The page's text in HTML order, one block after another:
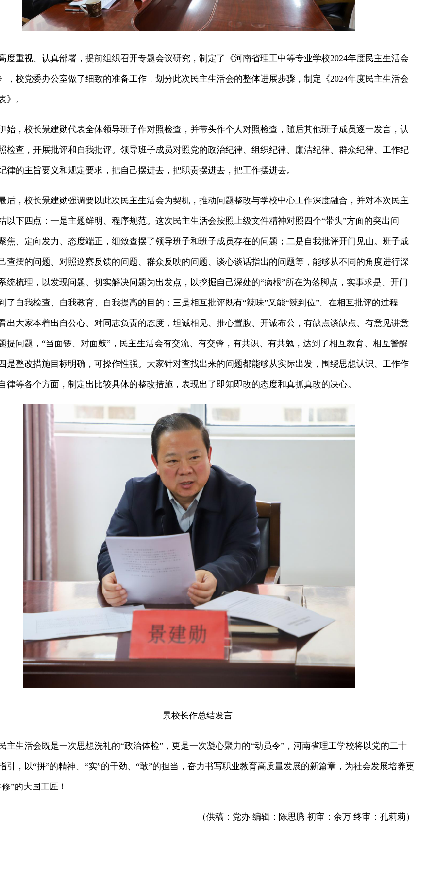
度重视、认真部署，提前组织召开专题会议研究，制定了《河南省理工中等专业学校2024年度民主生活会
，校党委办公室做了细致的准备工作，划分此次民主生活会的整体进展步骤，制定《2024年度民主生活会
》。
始，校长景建勋代表全体领导班子作对照检查，并带头作个人对照检查，随后其他班子成员逐一发言，认
检查，开展批评和自我批评。领导班子成员对照党的政治纪律、组织纪律、廉洁纪律、群众纪律、工作纪
律的主旨要义和规定要求，把自己摆进去，把职责摆进去，把工作摆进去。
后，校长景建勋强调要以此次民主生活会为契机，推动问题整改与学校中心工作深度融合，并对本次民主
以下四点：一是主题鲜明、程序规范。这次民主生活会按照上级文件精神对照四个“带头”方面的突出问
焦、定向发力、态度端正，细致查摆了领导班子和班子成员存在的问题；二是自我批评开门见山。班子成
查摆的问题、对照巡察反馈的问题、群众反映的问题、谈心谈话指出的问题等，能够从不同的角度进行深
统梳理，以发现问题、切实解决问题为出发点，以挖掘自己深处的“病根”所在为落脚点，实事求是、开门
了自我检查、自我教育、自我提高的目的；三是相互批评既有“辣味”又能“辣到位”。在相互批评的过程
出大家本着出自公心、对同志负责的态度，坦诚相见、推心置腹、开诚布公，有缺点谈缺点、有意见讲意
提问题，“当面锣、对面鼓”，民主生活会有交流、有交锋，有共识、有共勉，达到了相互教育、相互警醒
是整改措施目标明确，可操作性强。大家针对查找出来的问题都能够从实际出发，围绕思想认识、工作作
律等各个方面，制定出比较具体的整改措施，表现出了即知即改的态度和真抓真改的决心。
景校长作总结发言
主生活会既是一次思想洗礼的“政治体检”，更是一次凝心聚力的“动员令”，河南省理工学校将以党的二十
引，以“拼”的精神、“实”的干劲、“敢”的担当，奋力书写职业教育高质量发展的新篇章，为社会发展培养更
”的大国工匠！
（供稿：党办 编辑：陈思腾 初审：余万 终审：孔莉莉）